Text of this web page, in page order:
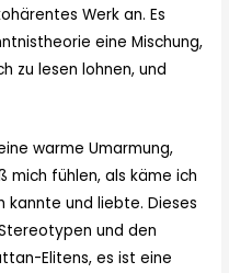
Werk an. Es
eine Mischung,
zu lesen lohnen, und
warme Umarmung,
mich fühlen, als käme ich
kannte und liebte. Dieses
und den
Elitens, es ist eine